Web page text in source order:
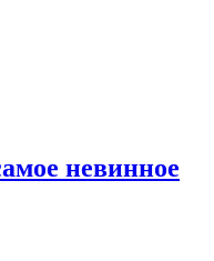
невинное